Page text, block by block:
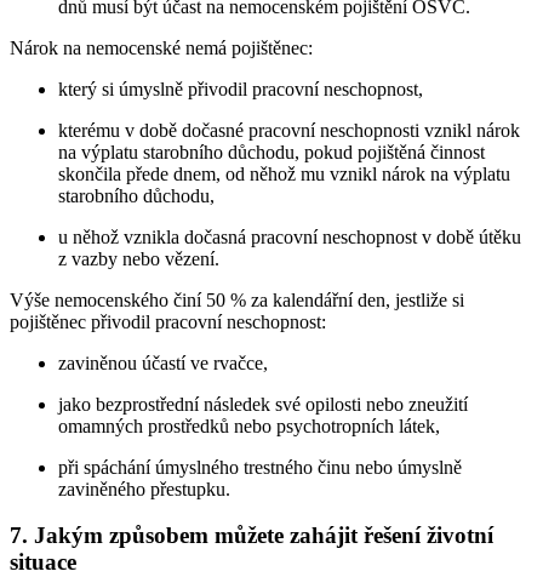
dnů musí být účast na nemocenském pojištění OSVČ.
Nárok na nemocenské nemá pojištěnec:
který si úmyslně přivodil pracovní neschopnost,
kterému v době dočasné pracovní neschopnosti vznikl nárok
na výplatu starobního důchodu, pokud pojištěná činnost
skončila přede dnem, od něhož mu vznikl nárok na výplatu
starobního důchodu,
u něhož vznikla dočasná pracovní neschopnost v době útěku
z vazby nebo vězení.
Výše nemocenského činí 50 % za kalendářní den, jestliže si
pojištěnec přivodil pracovní neschopnost:
zaviněnou účastí ve rvačce,
jako bezprostřední následek své opilosti nebo zneužití
omamných prostředků nebo psychotropních látek,
při spáchání úmyslného trestného činu nebo úmyslně
zaviněného přestupku.
7. Jakým způsobem můžete zahájit řešení životní
situace